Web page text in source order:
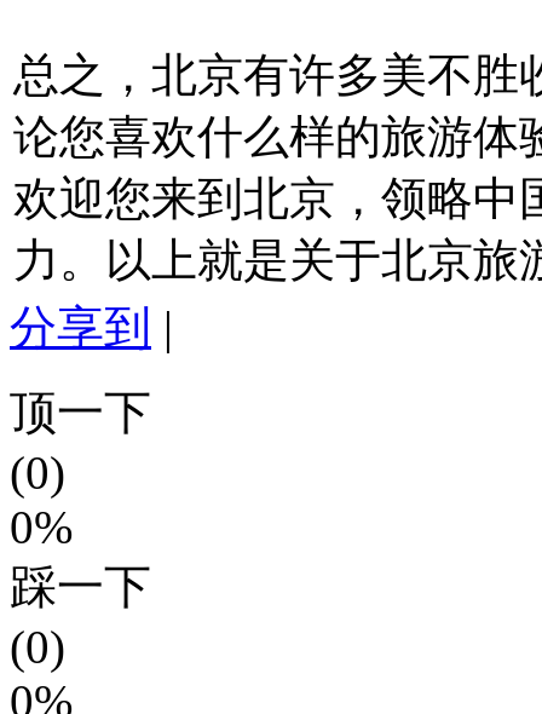
总之，北京有许多美不胜
论您喜欢什么样的旅游体
欢迎您来到北京，领略中
力。以上就是关于北京
分享到 |
顶一下
(0)
0%
踩一下
(0)
0%